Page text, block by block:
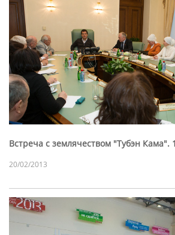
Встреча с землячеством "Тубэн Кама".
20/02/2013